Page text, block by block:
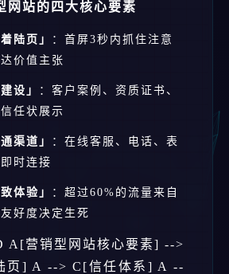
网站的四大核心要素
陆页」
：首屏3秒内抓住注意
价值主张
设」
：客户案例、资质证书、
任状展示
渠道」
：在线客服、电话、表
时连接
体验」
：超过60%的流量来自
好度决定生死
A[营销型网站核心要素] -->
页] A --> C[信任体系] A --